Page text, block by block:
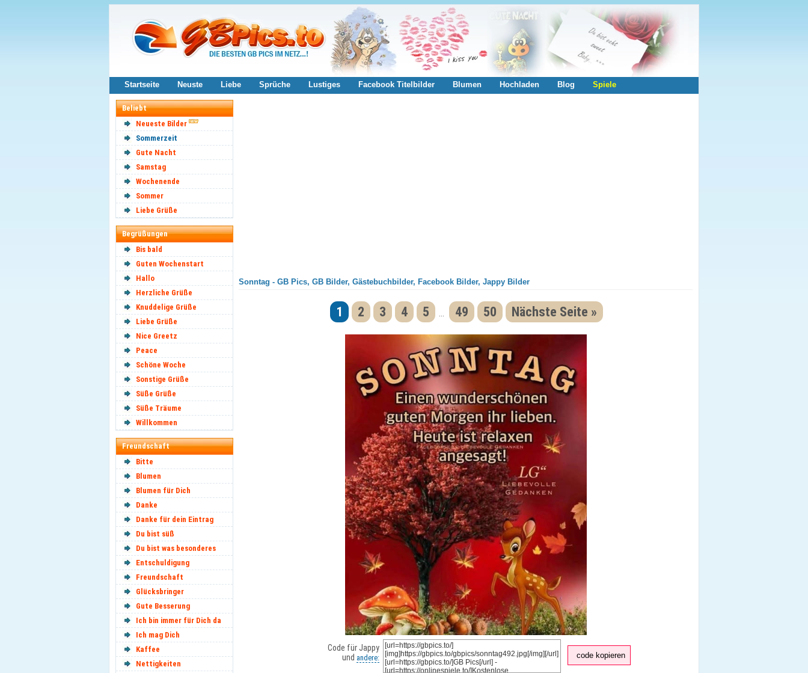
Startseite Neuste Liebe Sprüche Lustiges Facebook Titelbilder Blumen Hochladen Blog Spiele
Beliebt
Neueste Bilder
Sommerzeit
Gute Nacht
Samstag
Wochenende
Sommer
Liebe Grüße
Begrüßungen
Bis bald
Guten Wochenstart
Hallo
Herzliche Grüße
Knuddelige Grüße
Liebe Grüße
Nice Greetz
Peace
Schöne Woche
Sonstige Grüße
Süße Grüße
Süße Träume
Willkommen
Freundschaft
Bitte
Blumen
Blumen für Dich
Danke
Danke für dein Eintrag
Du bist süß
Du bist was besonderes
Entschuldigung
Freundschaft
Glücksbringer
Gute Besserung
Ich bin immer für Dich da
Ich mag Dich
Kaffee
Nettigkeiten
Sonntag - GB Pics, GB Bilder, Gästebuchbilder, Facebook Bilder, Jappy Bilder
1 2 3 4 5 49 50 Nächste Seite »
Code für Jappy
und andere: code kopieren